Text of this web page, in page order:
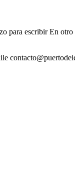
para escribir En